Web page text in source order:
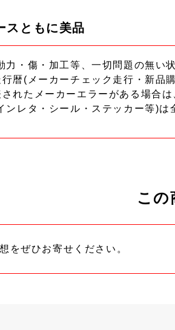
スともに美品
力・傷・加工等、一切問題の無い
暦(メーカーチェック走行・新品
れたメーカーエラーがある場合
ンレタ・シール・ステッカー等)は
この
をぜひお寄せください。